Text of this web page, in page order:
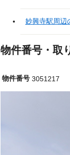
妙興寺駅周辺
物件番号・取
物件番号 3051217